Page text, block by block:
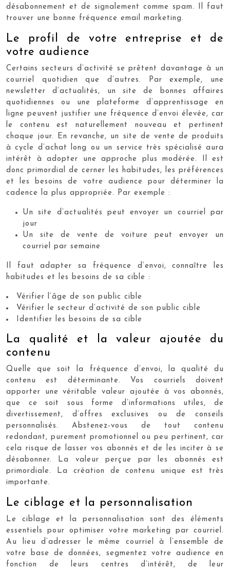
désabonnement et de signalement comme spam. Il faut
trouver une bonne fréquence email marketing.
Le profil de votre entreprise et de
votre audience
Certains secteurs d’activité se prêtent davantage à un
courriel quotidien que d’autres. Par exemple, une
newsletter d’actualités, un site de bonnes affaires
quotidiennes ou une plateforme d’apprentissage en
ligne peuvent justifier une fréquence d’envoi élevée, car
le contenu est naturellement nouveau et pertinent
chaque jour. En revanche, un site de vente de produits
à cycle d’achat long ou un service très spécialisé aura
intérêt à adopter une approche plus modérée. Il est
donc primordial de cerner les habitudes, les préférences
et les besoins de votre audience pour déterminer la
cadence la plus appropriée. Par exemple :
Un site d’actualités peut envoyer un courriel par
jour
Un site de vente de voiture peut envoyer un
courriel par semaine
Il faut adapter sa fréquence d’envoi, connaître les
habitudes et les besoins de sa cible :
Vérifier l’âge de son public cible
Vérifier le secteur d’activité de son public cible
Identifier les besoins de sa cible
La qualité et la valeur ajoutée du
contenu
Quelle que soit la fréquence d’envoi, la qualité du
contenu est déterminante. Vos courriels doivent
apporter une véritable valeur ajoutée à vos abonnés,
que ce soit sous forme d’informations utiles, de
divertissement, d’offres exclusives ou de conseils
personnalisés. Abstenez-vous de tout contenu
redondant, purement promotionnel ou peu pertinent, car
cela risque de lasser vos abonnés et de les inciter à se
désabonner. La valeur perçue par les abonnés est
primordiale. La création de contenu unique est très
importante.
Le ciblage et la personnalisation
Le ciblage et la personnalisation sont des éléments
essentiels pour optimiser votre marketing par courriel.
Au lieu d’adresser le même courriel à l’ensemble de
votre base de données, segmentez votre audience en
fonction de leurs centres d’intérêt, de leur